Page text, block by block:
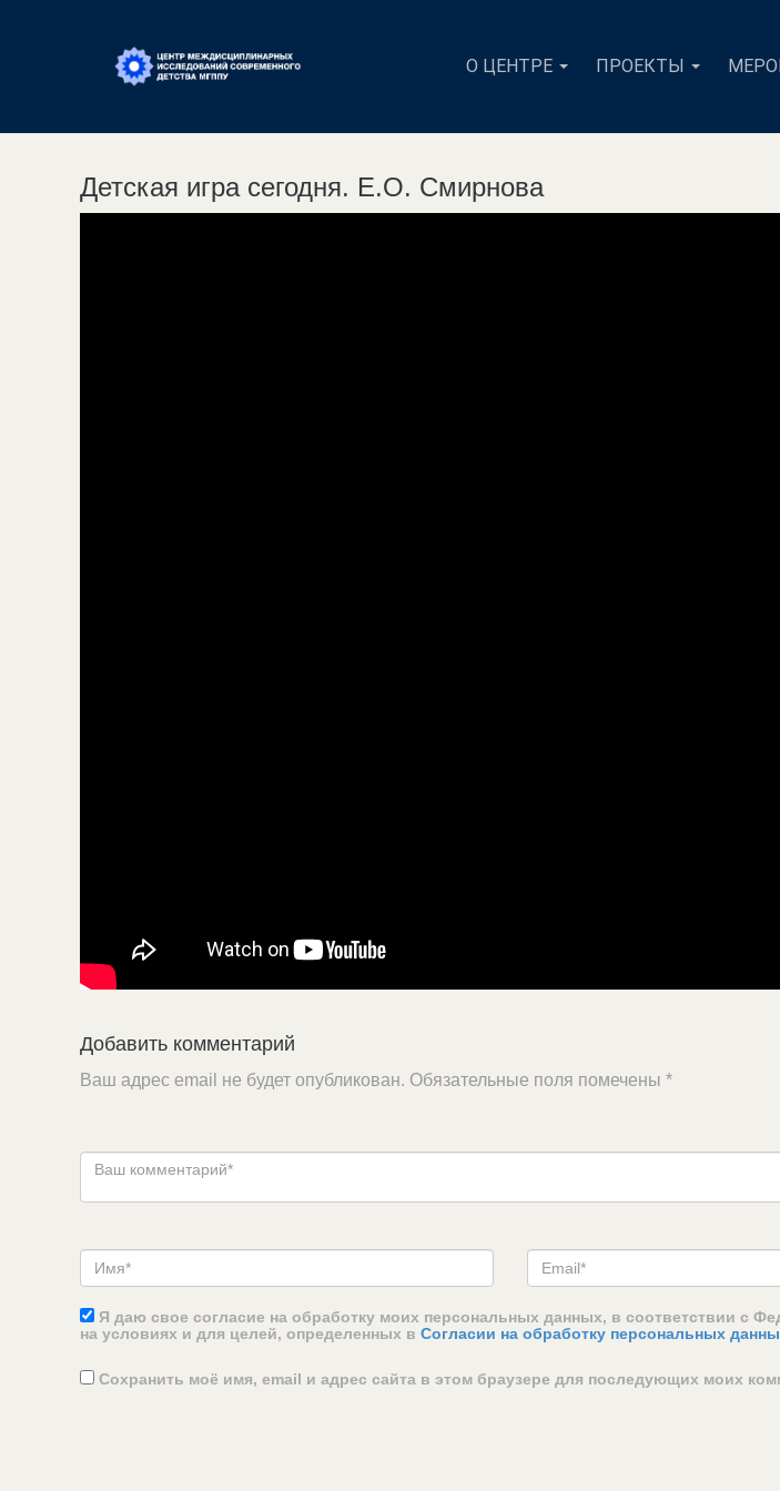
О ЦЕНТРЕ ПРОЕКТЫ
Детская игра сегодня. Е.О. Смирнова
Добавить комментарий
Ваш адрес email не будет опубликован. Обязательные поля помечены *
Я даю свое согласие на обработку моих персональных данных, в соответствии с
на условиях и для целей, определенных в Согласии на обработку персональных
Сохранить моё имя, email и адрес сайта в этом браузере для последующих моих